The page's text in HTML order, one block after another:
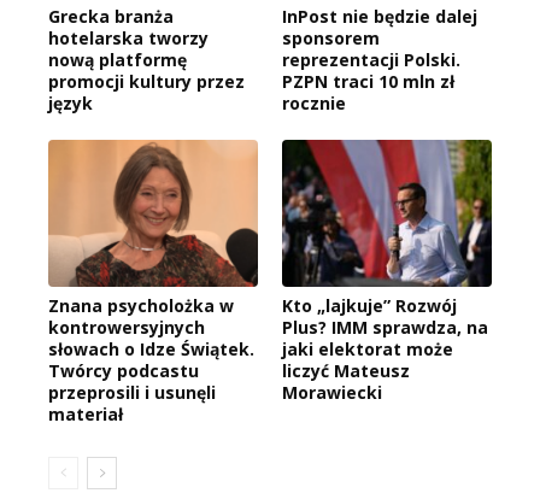
Grecka branża
hotelarska tworzy
nową platformę
promocji kultury przez
język
InPost nie będzie dalej
sponsorem
reprezentacji Polski.
PZPN traci 10 mln zł
rocznie
Znana psycholożka w
kontrowersyjnych
słowach o Idze Świątek.
Twórcy podcastu
przeprosili i usunęli
materiał
Kto „lajkuje” Rozwój
Plus? IMM sprawdza, na
jaki elektorat może
liczyć Mateusz
Morawiecki